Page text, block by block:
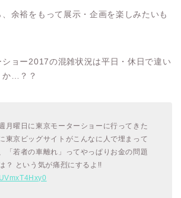
余裕をもって展示・企画を楽しみたいも
ョー2017の混雑状況は平日・休日で違い
か…？？
月曜日に東京モーターショーに行ってきた
東京ビッグサイトがこんなに人で埋まって
「若者の車離れ」ってやっぱりお金の問題
？ という気が痛烈にするよ!!